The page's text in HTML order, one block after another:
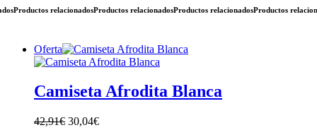
Productos relacionadosProductos relacionadosProductos relacionadosProductos
Oferta
Camiseta Afrodita Blanca
42,91€ 30,04€